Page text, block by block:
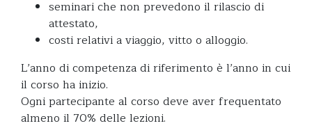
seminari che non prevedono il rilascio di
attestato,
costi relativi a viaggio, vitto o alloggio.
L’anno di competenza di riferimento è l’anno in cui
il corso ha inizio.
Ogni partecipante al corso deve aver frequentato
almeno il 70% delle lezioni.